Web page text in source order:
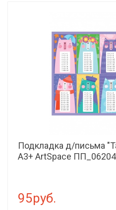
Подкладка д/письма
А3+ ArtSpace ПП_06204
95руб.